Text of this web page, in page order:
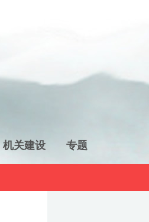
机关建设 专题